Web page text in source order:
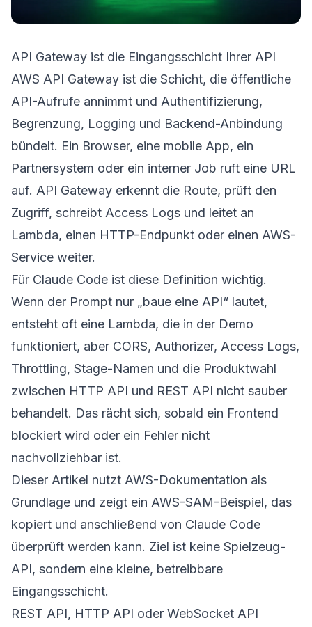
API Gateway ist die Eingangsschicht Ihrer API
AWS API Gateway ist die Schicht, die öffentliche
API-Aufrufe annimmt und Authentifizierung,
Begrenzung, Logging und Backend-Anbindung
bündelt. Ein Browser, eine mobile App, ein
Partnersystem oder ein interner Job ruft eine URL
auf. API Gateway erkennt die Route, prüft den
Zugriff, schreibt Access Logs und leitet an
Lambda, einen HTTP-Endpunkt oder einen AWS-
Service weiter.
Für Claude Code ist diese Definition wichtig.
Wenn der Prompt nur „baue eine API“ lautet,
entsteht oft eine Lambda, die in der Demo
funktioniert, aber CORS, Authorizer, Access Logs,
Throttling, Stage-Namen und die Produktwahl
zwischen HTTP API und REST API nicht sauber
behandelt. Das rächt sich, sobald ein Frontend
blockiert wird oder ein Fehler nicht
nachvollziehbar ist.
Dieser Artikel nutzt AWS-Dokumentation als
Grundlage und zeigt ein AWS-SAM-Beispiel, das
kopiert und anschließend von Claude Code
überprüft werden kann. Ziel ist keine Spielzeug-
API, sondern eine kleine, betreibbare
Eingangsschicht.
REST API, HTTP API oder WebSocket API